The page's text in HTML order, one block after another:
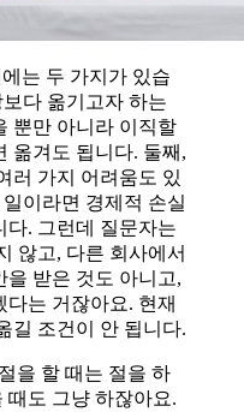
는 두 가지가 있습
다 옮기고자 하는
뿐만 아니라 이직할
옮겨도 됩니다. 둘째,
러 가지 어려움도 있
이라면 경제적 손실
다. 그런데 질문자는
않고, 다른 회사에서
을 받은 것도 아니고,
는 거잖아요. 현재
길 조건이 안 됩니다.
을 할 때는 절을 하
때도 그냥 하잖아요.